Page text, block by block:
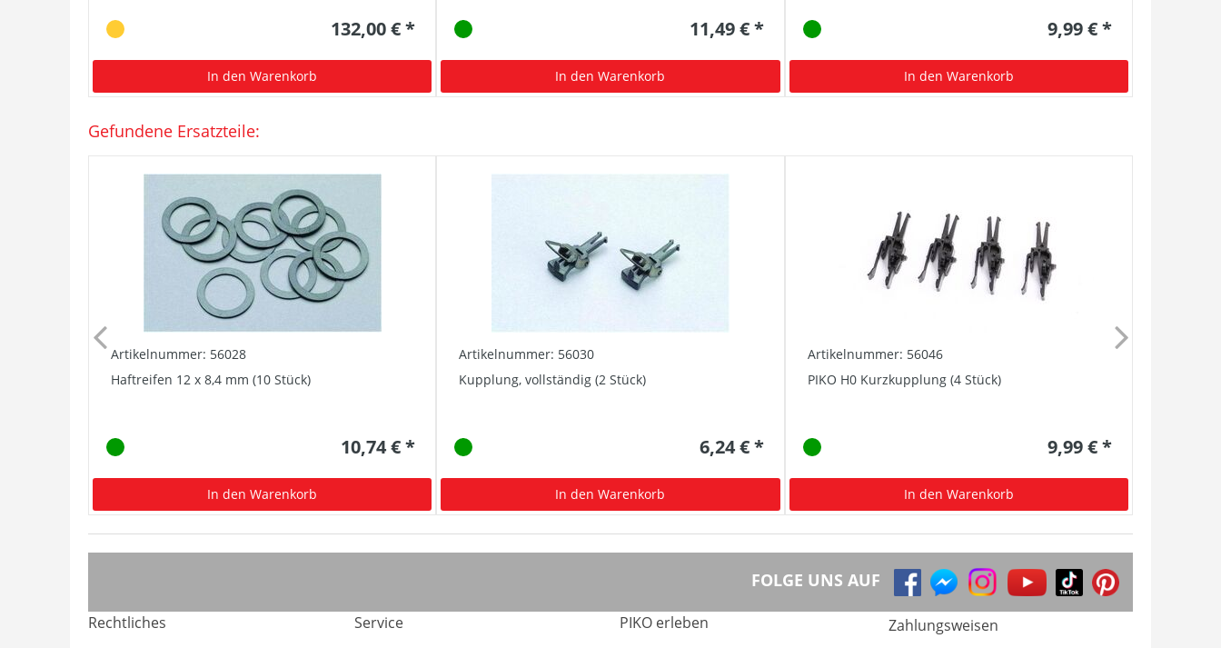
132,00 € *
In den Warenkorb
11,49 € *
In den Warenkorb
9,99 € *
In den Warenkorb
Gefundene Ersatzteile:
Artikelnummer: 56028
Haftreifen 12 x 8,4 mm (10 Stück)
10,74 € *
In den Warenkorb
Artikelnummer: 56030
Kupplung, vollständig (2 Stück)
6,24 € *
In den Warenkorb
Artikelnummer: 56046
PIKO H0 Kurzkupplung (4 Stück)
9,99 € *
In den Warenkorb
FOLGE UNS AUF
Rechtliches Service PIKO erleben Zahlungsweisen